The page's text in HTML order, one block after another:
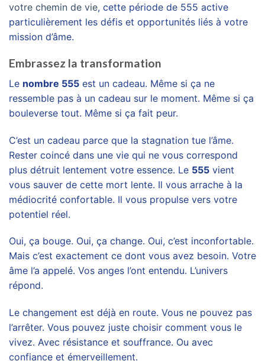
votre chemin de vie, cette période de 555 active
particulièrement les défis et opportunités liés à votre
mission d’âme.
Embrassez la transformation
Le nombre 555 est un cadeau. Même si ça ne
ressemble pas à un cadeau sur le moment. Même si ça
bouleverse tout. Même si ça fait peur.
C’est un cadeau parce que la stagnation tue l’âme.
Rester coincé dans une vie qui ne vous correspond
plus détruit lentement votre essence. Le 555 vient
vous sauver de cette mort lente. Il vous arrache à la
médiocrité confortable. Il vous propulse vers votre
potentiel réel.
Oui, ça bouge. Oui, ça change. Oui, c’est inconfortable.
Mais c’est exactement ce dont vous avez besoin. Votre
âme l’a appelé. Vos anges l’ont entendu. L’univers
répond.
Le changement est déjà en route. Vous ne pouvez pas
l’arrêter. Vous pouvez juste choisir comment vous le
vivez. Avec résistance et souffrance. Ou avec
confiance et émerveillement.